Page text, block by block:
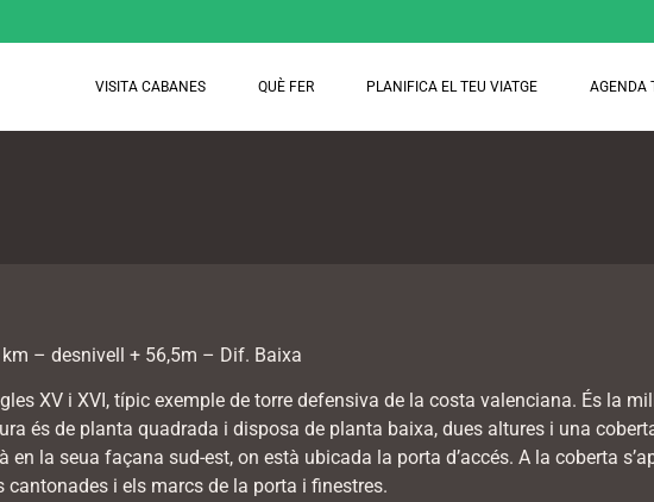
VISITA CABANES QUÈ FER PLANIFICA EL TEU VIATGE AGENDA
– desnivell + 56,5m – Dif. Baixa
XV i XVI, típic exemple de torre defensiva de la costa valenciana. És la
és de planta quadrada i disposa de planta baixa, dues altures i una
la seua façana sud-est, on està ubicada la porta d’accés. A la coberta
i els marcs de la porta i finestres.